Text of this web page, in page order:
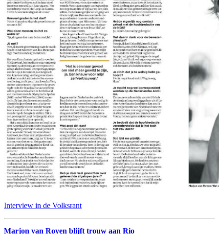
Interview in de Volksrant
Marjon van Royen blijft trouw aan Rio